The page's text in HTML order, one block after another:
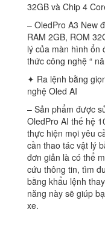
32GB và Chip 4
– OledPro A3 New
RAM 2GB, ROM
lý của màn hình ổn
thức công nghệ “
✦ Ra lệnh bằng
nghệ Oled AI
– Sản phẩm được
OledPro AI thế hệ
thực hiện mọi yêu
cần thao tác vật lý
đơn giản là có thể
cứu thông tin, tìm
bằng khẩu lệnh
năng này sẽ giúp
xe.